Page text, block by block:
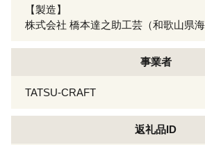
【製造】
株式会社 橋本達之助工芸（和歌山県海
事業者
TATSU-CRAFT
返礼品ID